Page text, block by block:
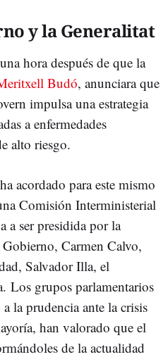
y la Generalitat
hora después de que la
Budó, anunciara que
impulsa una estrategia
a enfermedades
alto riesgo.
ha acordado para este mismo
Comisión Interministerial
a ser presidida por la
Carmen Calvo,
Salvador Illa, el
Los grupos parlamentarios
la prudencia ante la crisis
han valorado que el
de la actualidad